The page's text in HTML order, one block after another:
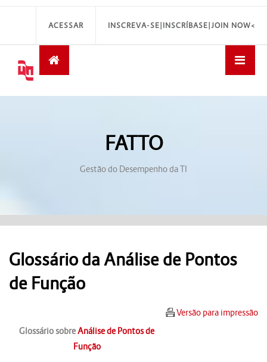
INSCREVA-SE|INSCRÍBASE|JOIN NOW<
ACESSAR
FATTO
Gestão do Desempenho da TI
Glossário da Análise de Pontos
de Função
Versão para impressão
Glossário sobreAnálise de Pontos de
Função